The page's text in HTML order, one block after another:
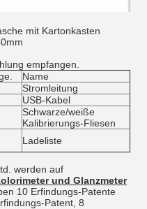
mit Kartonkasten
empfangen.
Name
Stromleitung
USB-Kabel
Schwarze/weiße
Kalibrierungs-Fliesen
Ladeliste
werden auf
und Glanzmeter
10 Erfindungs-Patente
Patent, 8